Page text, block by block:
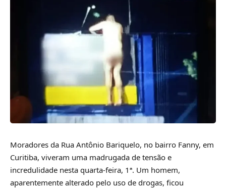
Moradores da Rua Antônio Bariquelo, no bairro Fanny, em
Curitiba, viveram uma madrugada de tensão e
incredulidade nesta quarta-feira, 1ª. Um homem,
aparentemente alterado pelo uso de drogas, ficou